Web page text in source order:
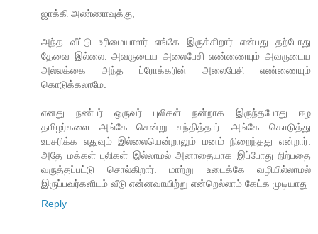
ஜாக்கி அண்ணாவுக்கு,
அந்த வீட்டு உரிமையாளர் எங்கே இருக்கிறார் என்பது தற்போது
தேவை இல்லை. அவருடைய அலைபேசி எண்ணையும் அவருடைய
அல்லக்கை அந்த ப்ரோக்கரின் அலைபேசி எண்ணையும்
கொடுக்கலாமே.
எனது நண்பர் ஒருவர் புலிகள் நன்றாக இருந்தபோது ஈழ
தமிழர்களை அங்கே சென்று சந்தித்தார். அங்கே கொடுத்து
உபசரிக்க எதுவும் இல்லையென்றாலும் மனம் நிறைந்தது என்றார்.
அதே மக்கள் புலிகள் இல்லாமல் அனாதையாக இப்போது நிற்பதை
வருத்தப்பட்டு சொல்கிறார். மாற்று உடைக்கே வழியில்லாமல்
இருப்பவர்களிடம் வீடு என்னவாயிற்று என்றெல்லாம் கேட்க முடியாது
Reply